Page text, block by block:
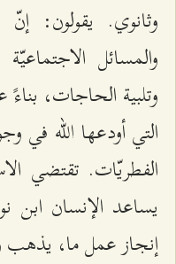
وثانوي. يقولون:
والمسائل
وتلبية الحاجات،
التي أودعها الله في
الفطريّات. تقتضي
يساعد الإنسان ابن
إنجاز عمل ما، يذهب